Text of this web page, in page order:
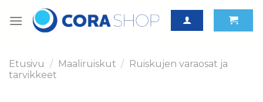
Etusivu / Maaliruiskut / Ruiskujen varaosat ja
tarvikkeet